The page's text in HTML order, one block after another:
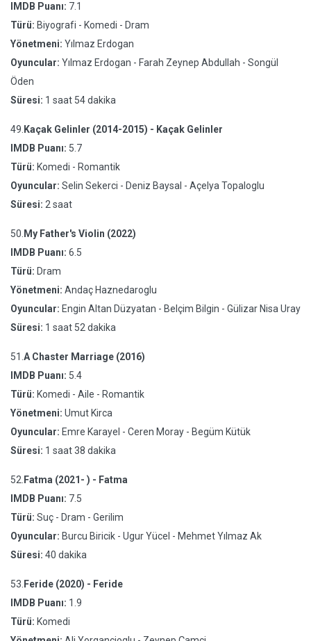
IMDB Puanı: 7.1
Türü: Biyografi - Komedi - Dram
Yönetmeni: Yılmaz Erdogan
Oyuncular: Yılmaz Erdogan - Farah Zeynep Abdullah - Songül
Öden
Süresi: 1 saat 54 dakika
49. Kaçak Gelinler (2014-2015) - Kaçak Gelinler
IMDB Puanı: 5.7
Türü: Komedi - Romantik
Oyuncular: Selin Sekerci - Deniz Baysal - Açelya Topaloglu
Süresi: 2 saat
50. My Father's Violin (2022)
IMDB Puanı: 6.5
Türü: Dram
Yönetmeni: Andaç Haznedaroglu
Oyuncular: Engin Altan Düzyatan - Belçim Bilgin - Gülizar Nisa Uray
Süresi: 1 saat 52 dakika
51. A Chaster Marriage (2016)
IMDB Puanı: 5.4
Türü: Komedi - Aile - Romantik
Yönetmeni: Umut Kirca
Oyuncular: Emre Karayel - Ceren Moray - Begüm Kütük
Süresi: 1 saat 38 dakika
52. Fatma (2021- ) - Fatma
IMDB Puanı: 7.5
Türü: Suç - Dram - Gerilim
Oyuncular: Burcu Biricik - Ugur Yücel - Mehmet Yılmaz Ak
Süresi: 40 dakika
53. Feride (2020) - Feride
IMDB Puanı: 1.9
Türü: Komedi